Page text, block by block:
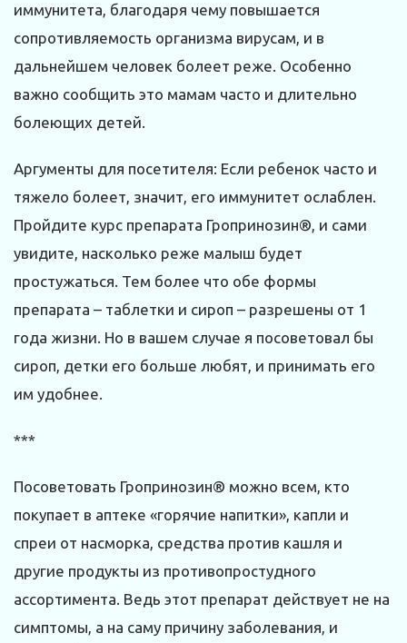
иммунитета, благодаря чему повышается
сопротивляемость организма вирусам, и в
дальнейшем человек болеет реже. Особенно
важно сообщить это мамам часто и длительно
болеющих детей.
Аргументы для посетителя: Если ребенок часто и
тяжело болеет, значит, его иммунитет ослаблен.
Пройдите курс препарата Гропринозин®, и сами
увидите, насколько реже малыш будет
простужаться. Тем более что обе формы
препарата – таблетки и сироп – разрешены от 1
года жизни. Но в вашем случае я посоветовал бы
сироп, детки его больше любят, и принимать его
им удобнее.
***
Посоветовать Гропринозин® можно всем, кто
покупает в аптеке «горячие напитки», капли и
спреи от насморка, средства против кашля и
другие продукты из противопростудного
ассортимента. Ведь этот препарат действует не на
симптомы, а на саму причину заболевания, и